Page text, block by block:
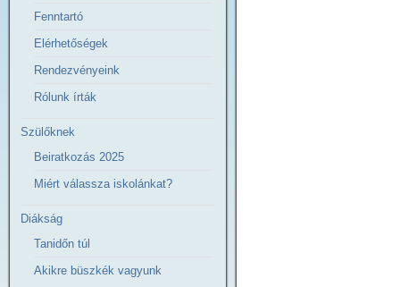
Fenntartó
Elérhetőségek
Rendezvényeink
Rólunk írták
Szülőknek
Beiratkozás 2025
Miért válassza iskolánkat?
Diákság
Tanidőn túl
Akikre büszkék vagyunk